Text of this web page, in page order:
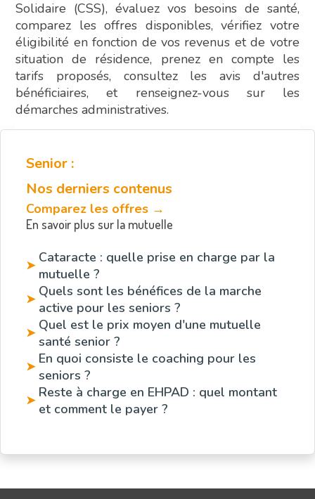
Solidaire (CSS), évaluez vos besoins de santé,
comparez les offres disponibles, vérifiez votre
éligibilité en fonction de vos revenus et de votre
situation de résidence, prenez en compte les
tarifs proposés, consultez les avis d'autres
bénéficiaires, et renseignez-vous sur les
démarches administratives.
Senior :
Nos derniers contenus
Comparez les offres →
En savoir plus sur la mutuelle
➤ Cataracte : quelle prise en charge par la
mutuelle ?
➤ Quels sont les bénéfices de la marche
active pour les seniors ?
➤ Quel est le prix moyen d'une mutuelle
santé senior ?
➤ En quoi consiste le coaching pour les
seniors ?
➤ Reste à charge en EHPAD : quel montant
et comment le payer ?